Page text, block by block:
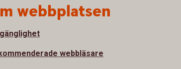
webbplatsen
webbläsare